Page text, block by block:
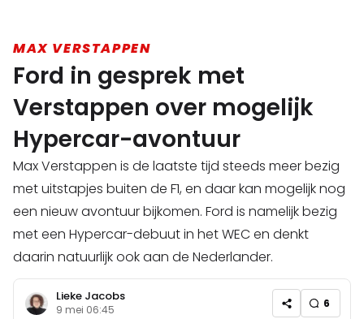
MAX VERSTAPPEN
Ford in gesprek met
Verstappen over mogelijk
Hypercar-avontuur
Max Verstappen is de laatste tijd steeds meer bezig
met uitstapjes buiten de F1, en daar kan mogelijk nog
een nieuw avontuur bijkomen. Ford is namelijk bezig
met een Hypercar-debuut in het WEC en denkt
daarin natuurlijk ook aan de Nederlander.
Lieke Jacobs
9 mei 06:45 6